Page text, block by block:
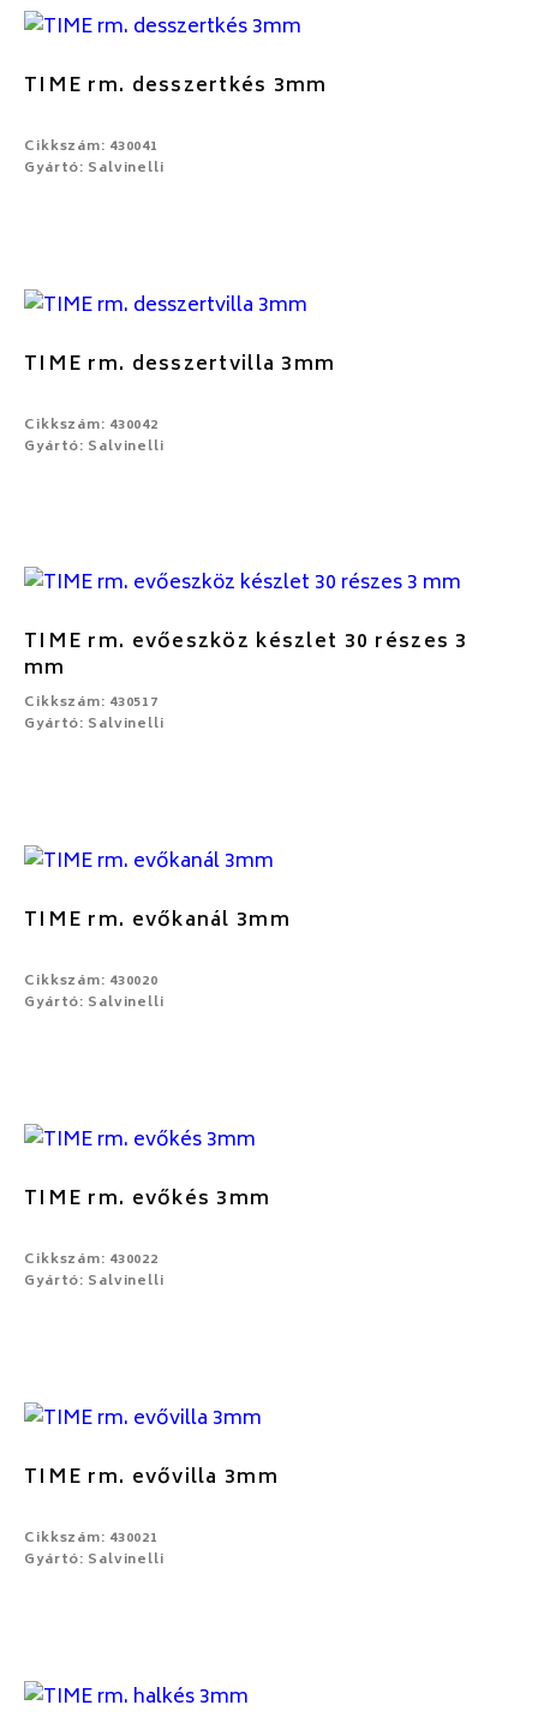
TIME rm. desszertkés 3mm
Cikkszám: 430041
Gyártó: Salvinelli
TIME rm. desszertvilla 3mm
Cikkszám: 430042
Gyártó: Salvinelli
TIME rm. evőeszköz készlet 30 részes 3
mm
Cikkszám: 430517
Gyártó: Salvinelli
TIME rm. evőkanál 3mm
Cikkszám: 430020
Gyártó: Salvinelli
TIME rm. evőkés 3mm
Cikkszám: 430022
Gyártó: Salvinelli
TIME rm. evővilla 3mm
Cikkszám: 430021
Gyártó: Salvinelli